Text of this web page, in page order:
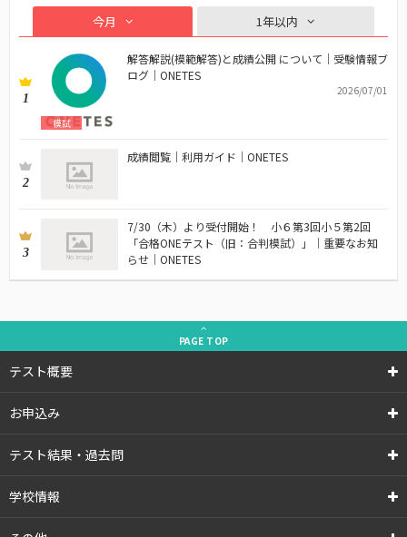
今月 1年以内
1
模試
解答解説(模範解答)と成績公開 について｜受験情報ブ
ログ｜ONETES
2026/07/01
2
成績閲覧｜利用ガイド｜ONETES
3
7/30（木）より受付開始！ 小６第3回小５第2回
「合格ONEテスト（旧：合判模試）」｜重要なお知
らせ｜ONETES
PAGE TOP
テスト概要
お申込み
テスト結果・過去問
学校情報